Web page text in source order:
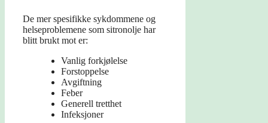
De mer spesifikke sykdommene og
helseproblemene som sitronolje har
blitt brukt mot er:
Vanlig forkjølelse
Forstoppelse
Avgiftning
Feber
Generell tretthet
Infeksjoner